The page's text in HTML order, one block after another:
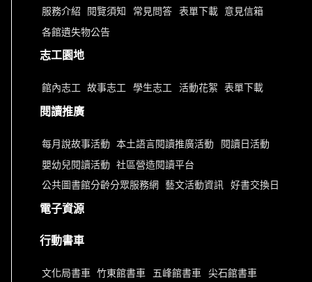
服務介紹 閱覽須知 常見問答 表單下載 意見信箱
各館遺失物公告
志工園地
館內志工 故事志工 學生志工 活動花絮 表單下載
閱讀推廣
每月說故事活動 本土語言閱讀推廣活動 閱讀日活動
嬰幼兒閱讀活動 社區營造閱讀平台
公共圖書館分齡分眾服務網 藝文活動資訊 好書交換日
電子資源
行動書車
文化局書車 竹東館書車 五峰館書車 尖石館書車